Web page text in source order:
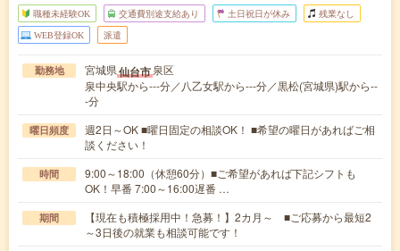
職種未経験OK 交通費別途支給あり 土日祝日が休み 残業なし
WEB登録OK 派遣
勤務地 宮城県仙台市泉区
泉中央駅から---分／八乙女駅から---分／黒松(宮城県)駅から--
-分
曜日頻度
週2日～OK ■曜日固定の相談OK！ ■希望の曜日があればご相
談ください！
時間
9:00～18:00（休憩60分）■ご希望があれば下記シフトも
OK！早番 7:00～16:00遅番 …
期間
【現在も積極採用中！急募！】2カ月～ ■ご応募から最短2
～3日後の就業も相談可能です！